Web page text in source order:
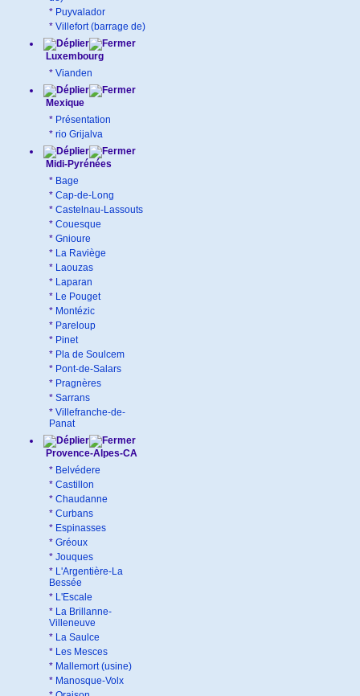
* Puyvalador
* Villefort (barrage de)
Luxembourg
* Vianden
Mexique
* Présentation
* rio Grijalva
Midi-Pyrénées
* Bage
* Cap-de-Long
* Castelnau-Lassouts
* Couesque
* Gnioure
* La Raviège
* Laouzas
* Laparan
* Le Pouget
* Montézic
* Pareloup
* Pinet
* Pla de Soulcem
* Pont-de-Salars
* Pragnères
* Sarrans
* Villefranche-de-
Panat
Provence-Alpes-CA
* Belvédere
* Castillon
* Chaudanne
* Curbans
* Espinasses
* Gréoux
* Jouques
* L'Argentière-La
Bessée
* L'Escale
* La Brillanne-
Villeneuve
* La Saulce
* Les Mesces
* Mallemort (usine)
* Manosque-Volx